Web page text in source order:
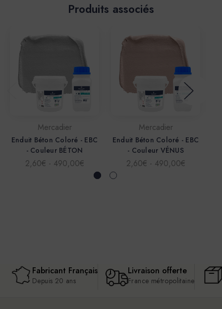
Produits associés
Mercadier
Enduit Béton Coloré - EBC
- Couleur BÉTON
2,60€ - 490,00€
Mercadier
Enduit Béton Coloré - EBC
- Couleur VÉNUS
2,60€ - 490,00€
Fabricant Français
Depuis 20 ans
Livraison offerte
France métropolitaine